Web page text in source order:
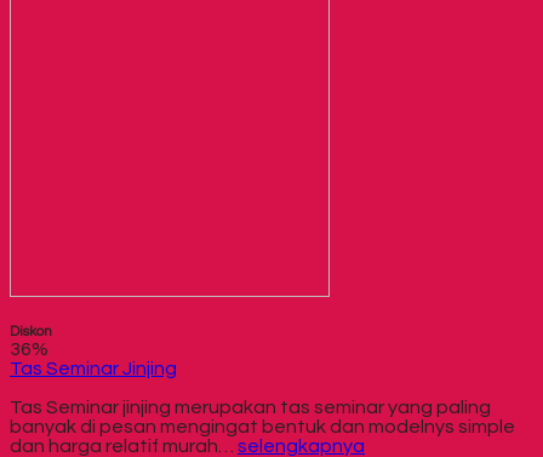
Diskon
36%
Tas Seminar Jinjing
Tas Seminar jinjing merupakan tas seminar yang paling
banyak di pesan mengingat bentuk dan modelnys simple
dan harga relatif murah… selengkapnya